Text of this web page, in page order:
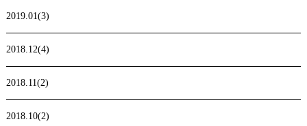
2019.01(3)
2018.12(4)
2018.11(2)
2018.10(2)